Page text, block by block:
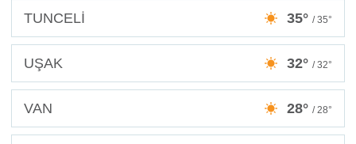
TUNCELİ 35° / 35°
UŞAK 32° / 32°
VAN 28° / 28°